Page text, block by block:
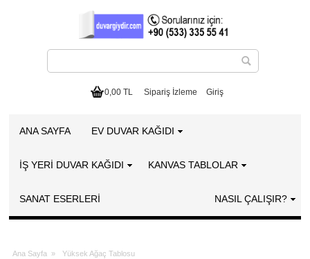
0,00 TL Sipariş İzleme Giriş
ANA SAYFA EV DUVAR KAĞIDI
İŞ YERİ DUVAR KAĞIDI KANVAS TABLOLAR
SANAT ESERLERI NASIL ÇALIŞIR?
Ana Sayfa » Yüksek Ağaç Tablosu